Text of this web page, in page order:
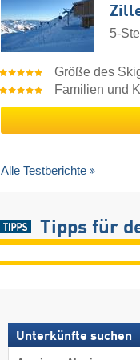
5-
Größe des
Familien und
Alle Testberichte
Tipps für
Unterkünfte suchen